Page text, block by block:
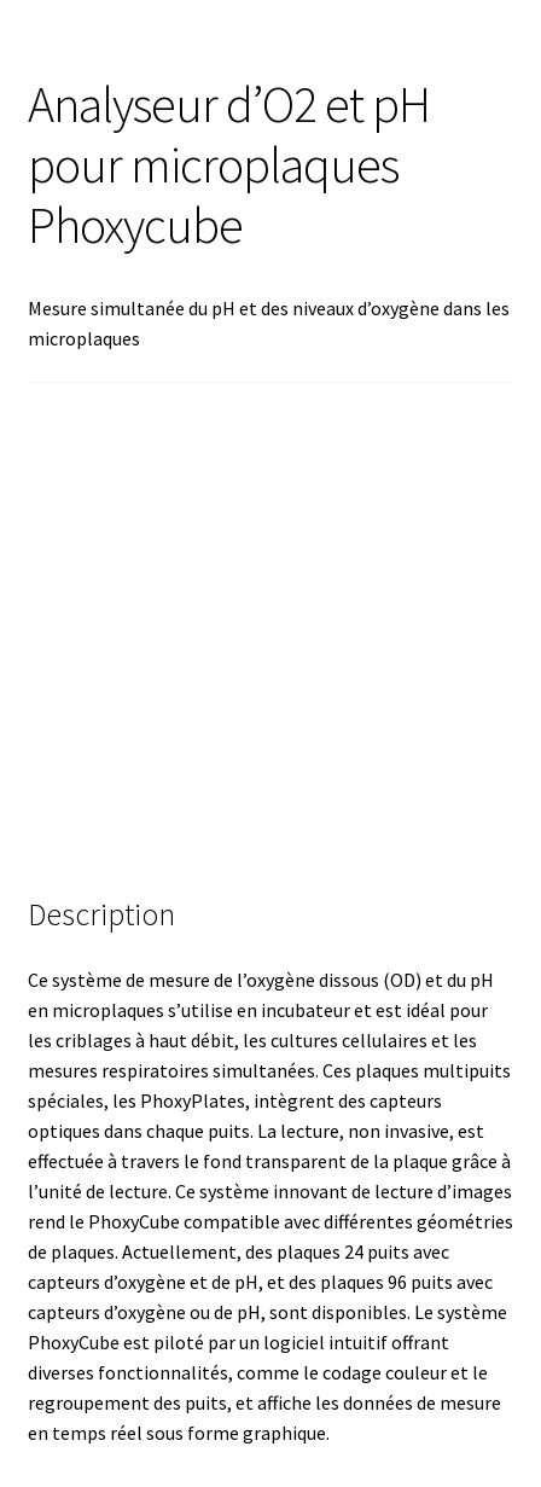
Analyse des gaz
Analyse des toxines
Analyse du lait
Analyse du vin
Bains à ultrasons
Bioréacteur
Blocs thermostatés
Boites à gants
Broyeur de cellules
Calibrateur de température
Caméra – Vision
Capteur de température
Analyseur d’O2 et pH
pour microplaques
Phoxycube
Mesure simultanée du pH et des niveaux d’oxygène dans les
microplaques
Description
Ce système de mesure de l’oxygène dissous (OD) et du pH
en microplaques s’utilise en incubateur et est idéal pour
les criblages à haut débit, les cultures cellulaires et les
mesures respiratoires simultanées. Ces plaques multipuits
spéciales, les PhoxyPlates, intègrent des capteurs
optiques dans chaque puits. La lecture, non invasive, est
effectuée à travers le fond transparent de la plaque grâce à
l’unité de lecture. Ce système innovant de lecture d’images
rend le PhoxyCube compatible avec différentes géométries
de plaques. Actuellement, des plaques 24 puits avec
capteurs d’oxygène et de pH, et des plaques 96 puits avec
capteurs d’oxygène ou de pH, sont disponibles. Le système
PhoxyCube est piloté par un logiciel intuitif offrant
diverses fonctionnalités, comme le codage couleur et le
regroupement des puits, et affiche les données de mesure
en temps réel sous forme graphique.